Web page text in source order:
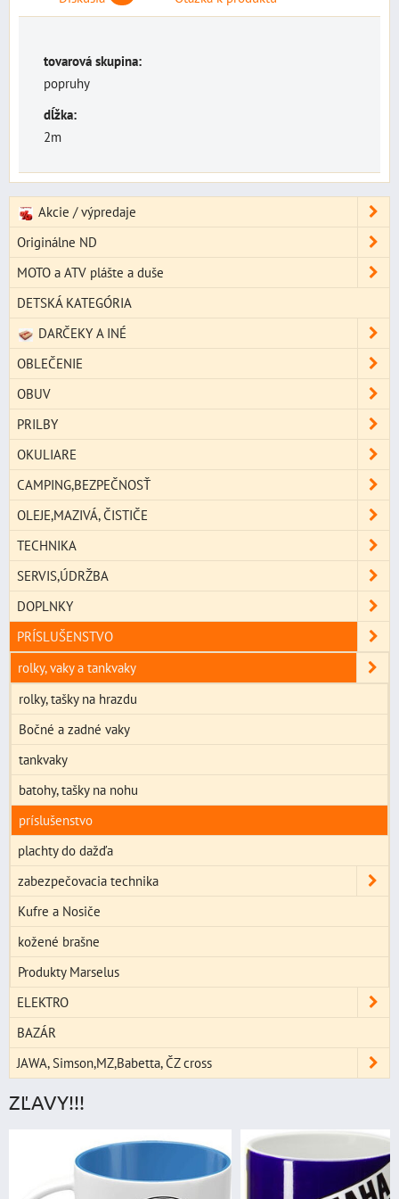
tovarová skupina:
popruhy
dĺžka:
2m
Akcie / výpredaje
Originálne ND
MOTO a ATV plášte a duše
DETSKÁ KATEGÓRIA
DARČEKY A INÉ
OBLEČENIE
OBUV
PRILBY
OKULIARE
CAMPING,BEZPEČNOSŤ
OLEJE,MAZIVÁ, ČISTIČE
TECHNIKA
SERVIS,ÚDRŽBA
DOPLNKY
PRÍSLUŠENSTVO
rolky, vaky a tankvaky
rolky, tašky na hrazdu
Bočné a zadné vaky
tankvaky
batohy, tašky na nohu
príslušenstvo
plachty do dažďa
zabezpečovacia technika
Kufre a Nosiče
kožené brašne
Produkty Marselus
ELEKTRO
BAZÁR
JAWA, Simson,MZ,Babetta, ČZ cross
ZĽAVY!!!